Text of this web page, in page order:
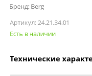
Бренд: Berg
Артикул:24.21.34.01
Есть в наличии
Технические